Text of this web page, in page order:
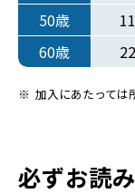
50歳
60歳
※ 加入にあたっては
必ずお読